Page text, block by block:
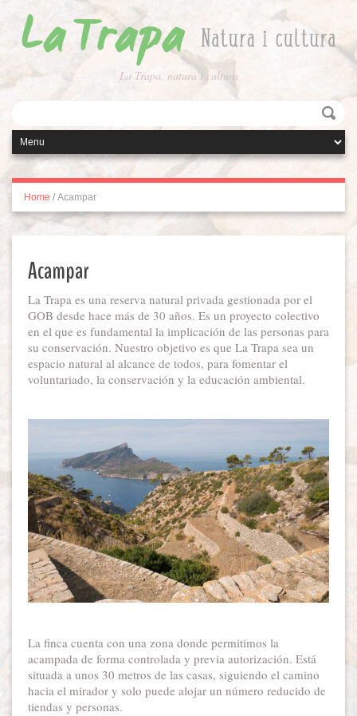
La Trapa, natura i cultura
Home / Acampar
Acampar
La Trapa es una reserva natural privada gestionada por el
GOB desde hace más de 30 años. Es un proyecto colectivo
en el que es fundamental la implicación de las personas para
su conservación. Nuestro objetivo es que La Trapa sea un
espacio natural al alcance de todos, para fomentar el
voluntariado, la conservación y la educación ambiental.
La finca cuenta con una zona donde permitimos la
acampada de forma controlada y previa autorización. Está
situada a unos 30 metros de las casas, siguiendo el camino
hacia el mirador y solo puede alojar un número reducido de
tiendas y personas.